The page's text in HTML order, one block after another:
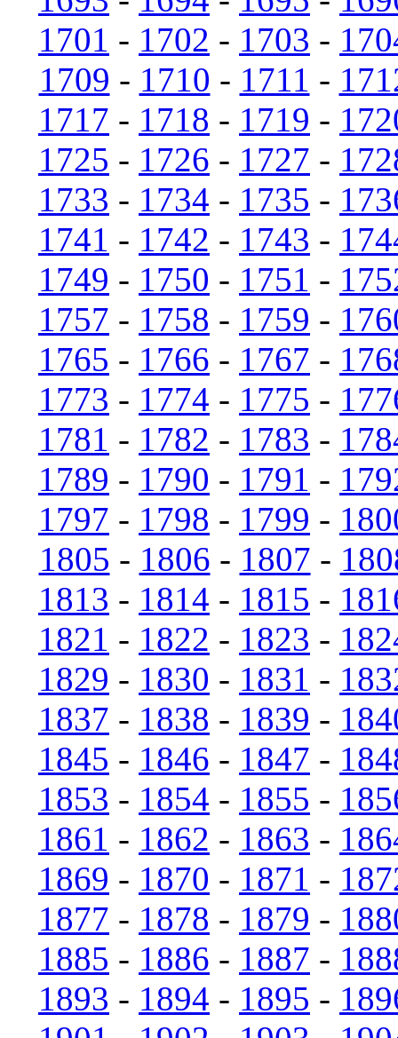
1701 - 1702 - 1703 -
1709 - 1710 - 1711 -
1717 - 1718 - 1719 -
1725 - 1726 - 1727 -
1733 - 1734 - 1735 -
1741 - 1742 - 1743 -
1749 - 1750 - 1751 -
1757 - 1758 - 1759 -
1765 - 1766 - 1767 -
1773 - 1774 - 1775 -
1781 - 1782 - 1783 -
1789 - 1790 - 1791 -
1797 - 1798 - 1799 -
1805 - 1806 - 1807 -
1813 - 1814 - 1815 -
1821 - 1822 - 1823 -
1829 - 1830 - 1831 -
1837 - 1838 - 1839 -
1845 - 1846 - 1847 -
1853 - 1854 - 1855 -
1861 - 1862 - 1863 -
1869 - 1870 - 1871 -
1877 - 1878 - 1879 -
1885 - 1886 - 1887 -
1893 - 1894 - 1895 -